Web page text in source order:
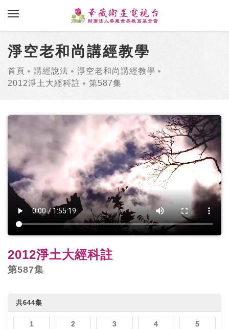
toggle navigation
淨空老和尚講經教學
首頁 講經說法
淨空老和尚講經教學
2012淨土大經科註
第587集
2012淨土大經科註
第587集
共644集
1 2 3 4 5